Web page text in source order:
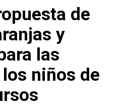
de
y
las
niños de